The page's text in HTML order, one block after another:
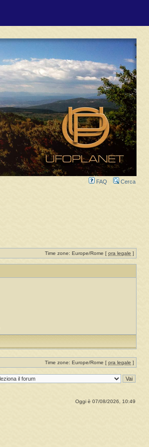
FAQ Cerca
Time zone: Europe/Rome [ ora legale ]
Time zone: Europe/Rome [ ora legale ]
Oggi è 07/08/2026, 10:49